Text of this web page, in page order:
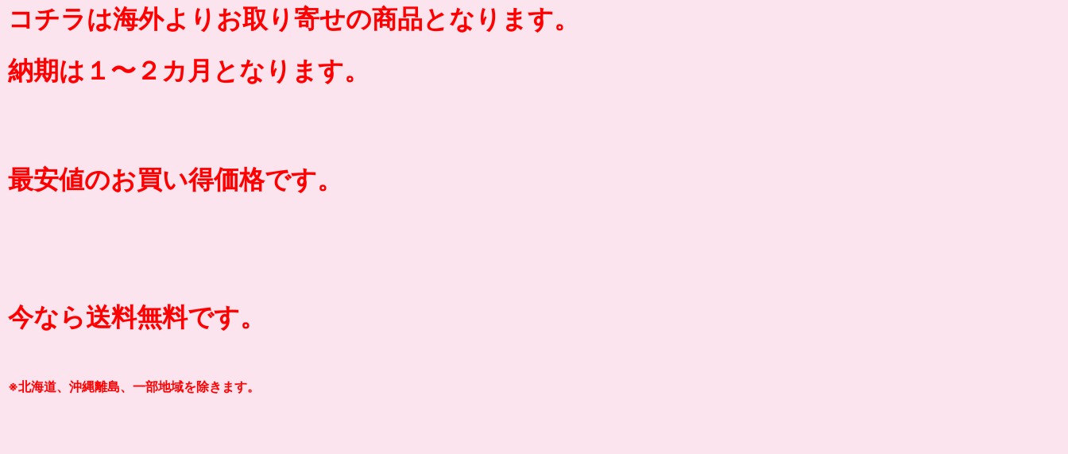
コチラは海外よりお取り寄せの商品となります。
納期は１〜２カ月となります。
最安値のお買い得価格です。
今なら送料無料です。
※北海道、沖縄離島、一部地域を除きます。